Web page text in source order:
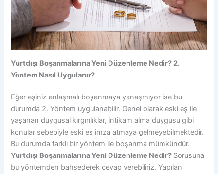
Yurtdışı Boşanmalarına Yeni Düzenleme Nedir? 2.
Yöntem Nasıl Uygulanır?
Eğer eşiniz anlaşmalı boşanmaya yanaşmıyor ise bu
durumda 2. Yöntem uygulanabilir. Genel olarak eski eş ile
yaşanan duygusal kırgınlıklar, intikam alma duygusu gibi
konular sebebiyle eski eş imza atmaya gelmeyebilmektedir.
Bu durumda farklı bir yöntem ile boşanma mümkündür.
Yurtdışı Boşanmalarına Yeni Düzenleme Nedir? Sorusuna
bu yöntemden bahsederek cevap verebiliriz. Yapılan